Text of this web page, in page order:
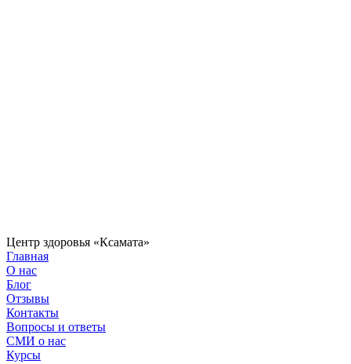
Центр здоровья «Ксамата»
Главная
О нас
Блог
Отзывы
Контакты
Вопросы и ответы
СМИ о нас
Курсы